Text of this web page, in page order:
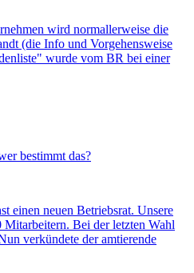
wird normallerweise die
(die Info und Vorgehensweise
wurde vom BR bei einer
bestimmt das?
einen neuen Betriebsrat. Unsere
Bei der letzten Wahl
verkündete der amtierende